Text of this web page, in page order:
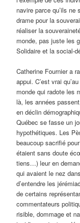
navire parce qu’ils ne
drame pour la
réaliser la
monde, pas juste les
Solidaire et la social-
Catherine Fournier a
appui. C’est vrai
monde qui radote les
là, les années
en déclin
Québec se fasse un
hypothétiques. Les
beaucoup sacrifié
étaient sans doute
tiens…) leur en
qui avaient le nez
d’entendre les
de certains
commentateurs
risible, dommage et